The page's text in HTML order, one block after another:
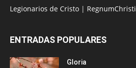
Legionarios de Cristo | RegnumChristi
ENTRADAS POPULARES
Gloria